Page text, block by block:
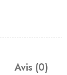
Avis (0)